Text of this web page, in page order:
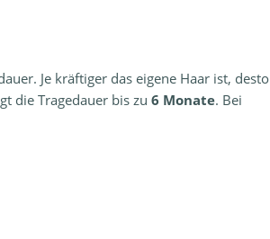
Je kräftiger das eigene Haar ist, desto
die Tragedauer bis zu 6 Monate. Bei